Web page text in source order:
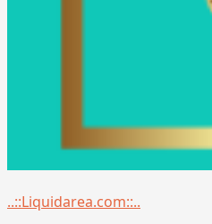
Menu
..::Liquidarea.com::..